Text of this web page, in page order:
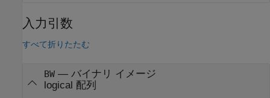
入力引数
すべて折りたたむ
BW— バイナリ イメージ
logical 配列